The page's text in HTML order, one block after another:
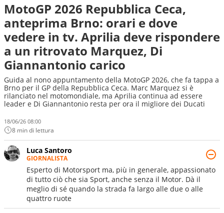
MotoGP 2026 Repubblica Ceca,
anteprima Brno: orari e dove
vedere in tv. Aprilia deve rispondere
a un ritrovato Marquez, Di
Giannantonio carico
Guida al nono appuntamento della MotoGP 2026, che fa tappa a
Brno per il GP della Repubblica Ceca. Marc Marquez si è
rilanciato nel motomondiale, ma Aprilia continua ad essere
leader e Di Giannantonio resta per ora il migliore dei Ducati
18/06/26 08:00
8 min di lettura
Luca Santoro
GIORNALISTA
Esperto di Motorsport ma, più in generale, appassionato
di tutto ciò che sia Sport, anche senza il Motor. Dà il
meglio di sé quando la strada fa largo alle due o alle
quattro ruote